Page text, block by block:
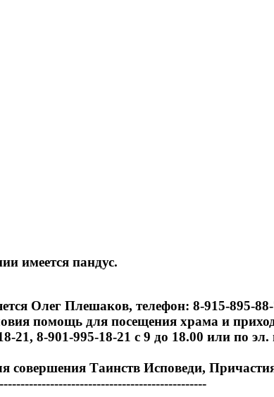
имеется пандус.
Олег Плешаков, телефон: 8-915-895-
помощь для посещения храма и
8-901-995-18-21 с 9 до 18.00 или по эл.
совершения Таинств Исповеди,